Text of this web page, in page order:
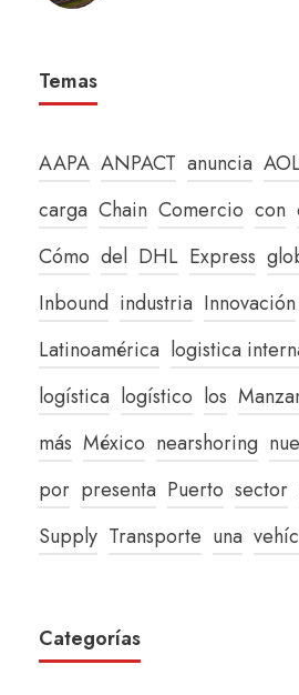
Temas
AAPA ANPACT anuncia
carga Chain Comercio con
Cómo del DHL Express
Inbound industria Innovación
Latinoamérica logistica
logística logístico los
más México nearshoring
por presenta Puerto sector
Supply Transporte una
Categorías